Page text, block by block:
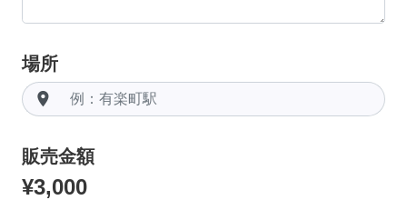
場所
room
販売金額
¥3,000